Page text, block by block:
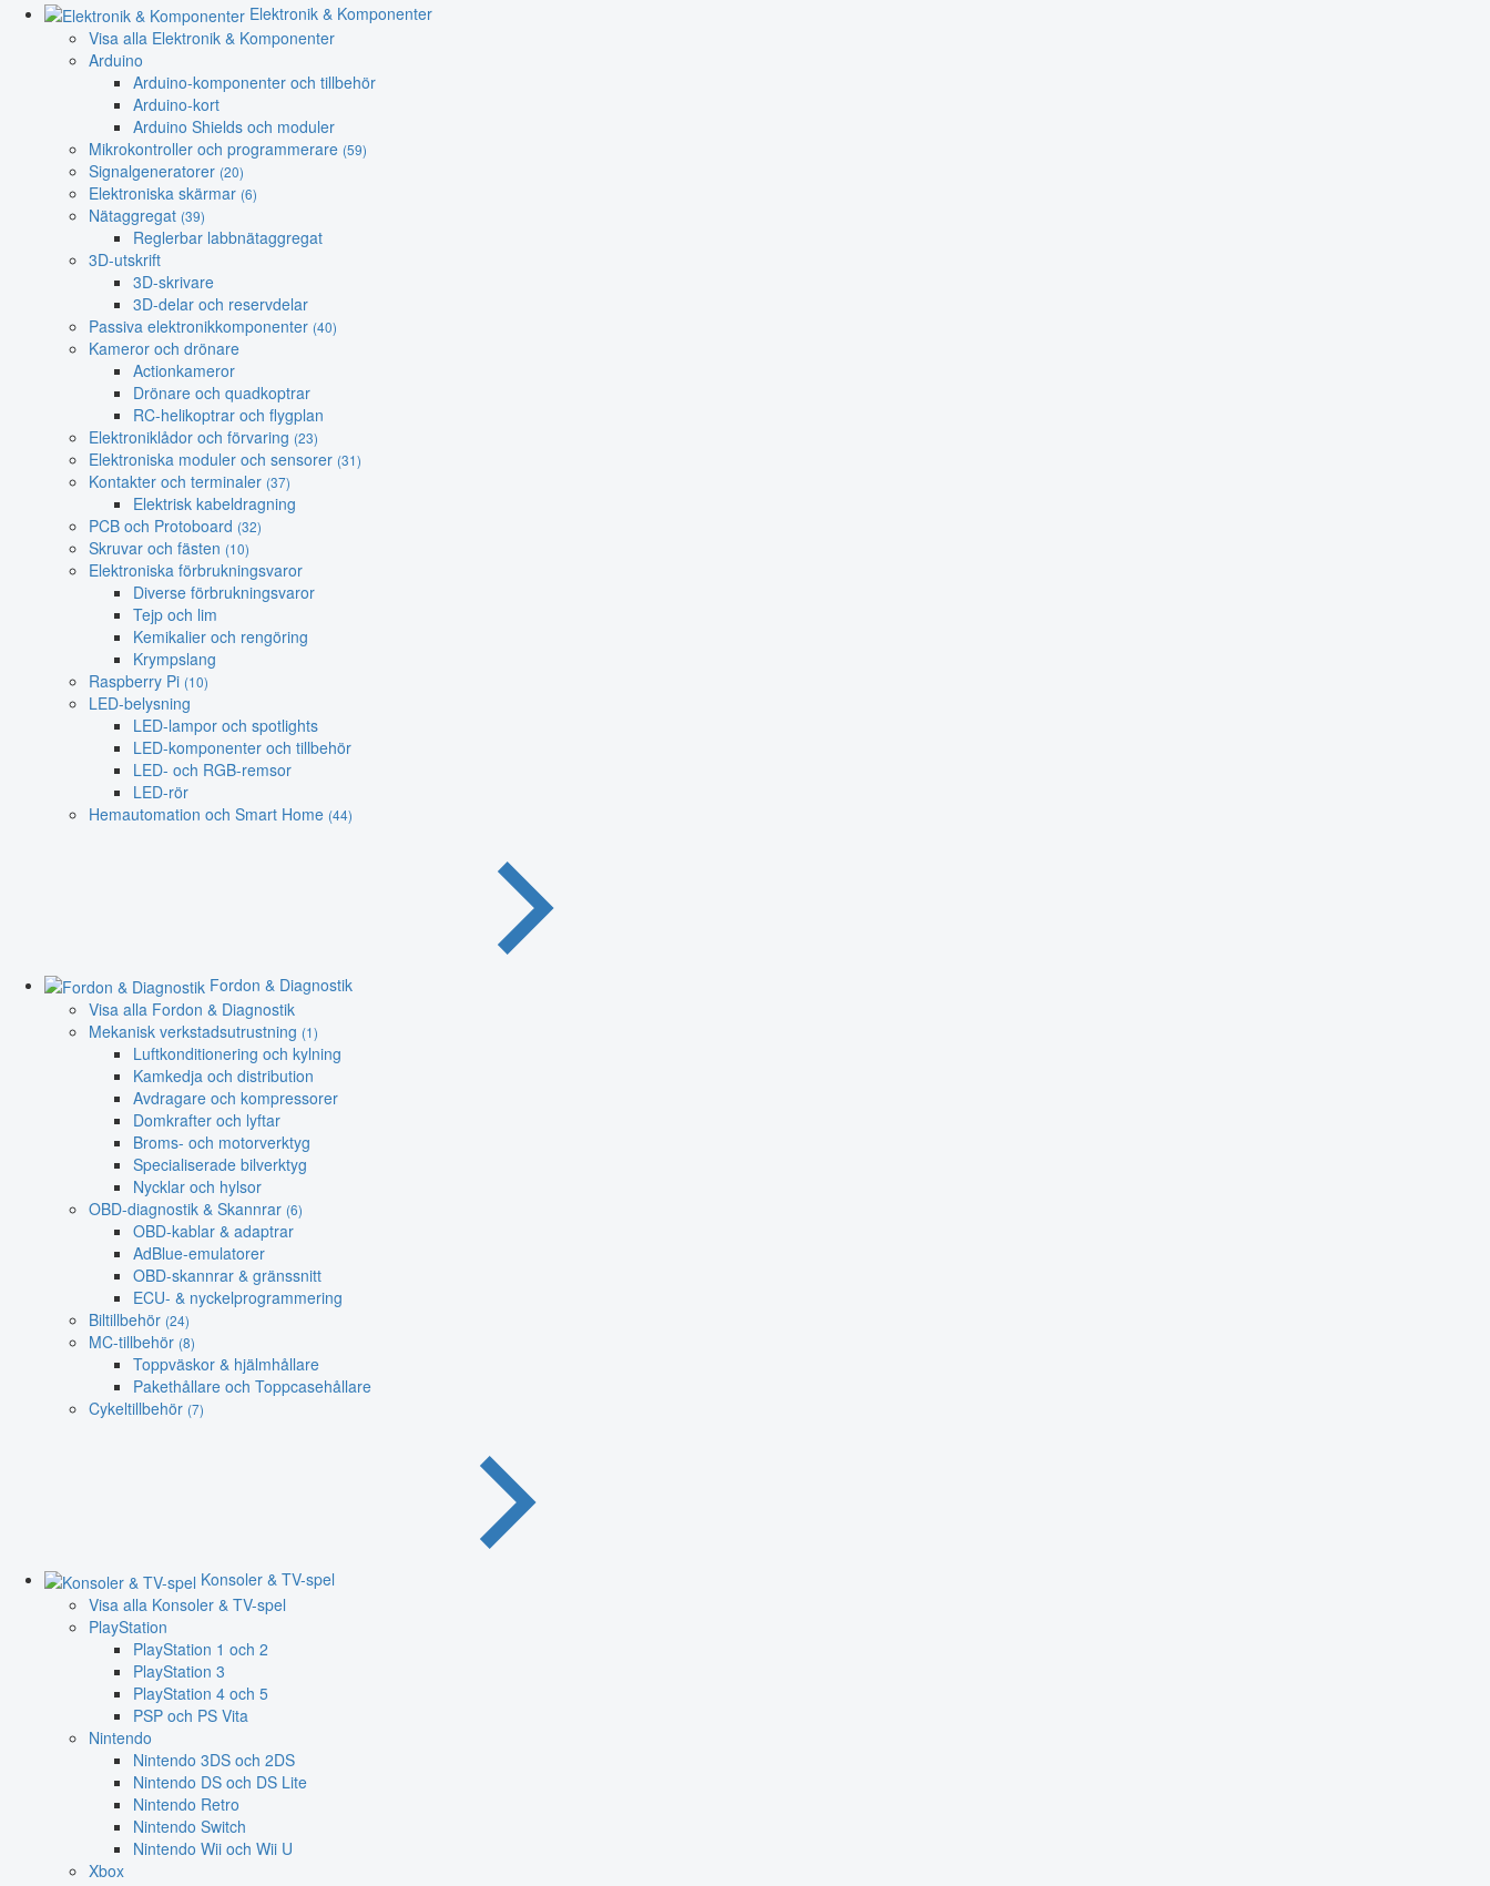
Elektronik & Komponenter
Visa alla Elektronik & Komponenter
Arduino
Arduino-komponenter och tillbehör
Arduino-kort
Arduino Shields och moduler
Mikrokontroller och programmerare (59)
Signalgeneratorer (20)
Elektroniska skärmar (6)
Nätaggregat (39)
Reglerbar labbnätaggregat
3D-utskrift
3D-skrivare
3D-delar och reservdelar
Passiva elektronikkomponenter (40)
Kameror och drönare
Actionkameror
Drönare och quadkoptrar
RC-helikoptrar och flygplan
Elektroniklådor och förvaring (23)
Elektroniska moduler och sensorer (31)
Kontakter och terminaler (37)
Elektrisk kabeldragning
PCB och Protoboard (32)
Skruvar och fästen (10)
Elektroniska förbrukningsvaror
Diverse förbrukningsvaror
Tejp och lim
Kemikalier och rengöring
Krympslang
Raspberry Pi (10)
LED-belysning
LED-lampor och spotlights
LED-komponenter och tillbehör
LED- och RGB-remsor
LED-rör
Hemautomation och Smart Home (44)
Fordon & Diagnostik
Visa alla Fordon & Diagnostik
Mekanisk verkstadsutrustning (1)
Luftkonditionering och kylning
Kamkedja och distribution
Avdragare och kompressorer
Domkrafter och lyftar
Broms- och motorverktyg
Specialiserade bilverktyg
Nycklar och hylsor
OBD-diagnostik & Skannrar (6)
OBD-kablar & adaptrar
AdBlue-emulatorer
OBD-skannrar & gränssnitt
ECU- & nyckelprogrammering
Biltillbehör (24)
MC-tillbehör (8)
Toppväskor & hjälmhållare
Pakethållare och Toppcasehållare
Cykeltillbehör (7)
Konsoler & TV-spel
Visa alla Konsoler & TV-spel
PlayStation
PlayStation 1 och 2
PlayStation 3
PlayStation 4 och 5
PSP och PS Vita
Nintendo
Nintendo 3DS och 2DS
Nintendo DS och DS Lite
Nintendo Retro
Nintendo Switch
Nintendo Wii och Wii U
Xbox